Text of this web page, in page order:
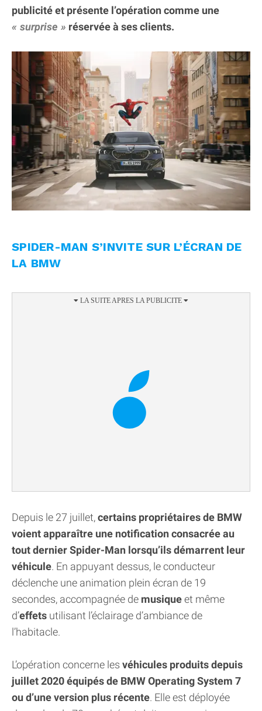
publicité et présente l’opération comme une
surprise
réservée à ses clients.
SPIDER-MAN S’INVITE SUR L’ÉCRAN DE
LA BMW
Depuis le 27 juillet,certains propriétaires de BMW
voient apparaître une notification consacrée au
tout dernier Spider-Man lorsqu’ils démarrent leur
véhicule. En appuyant dessus, le conducteur
déclenche une animation plein écran de 19
secondes, accompagnée de musiqueet même
d’effets utilisant l’éclairage d’ambiance de
l’habitacle.
L’opération concerne les véhicules produits depuis
juillet 2020 équipés de BMW Operating System 7
ou d’une version plus récente. Elle est déployée